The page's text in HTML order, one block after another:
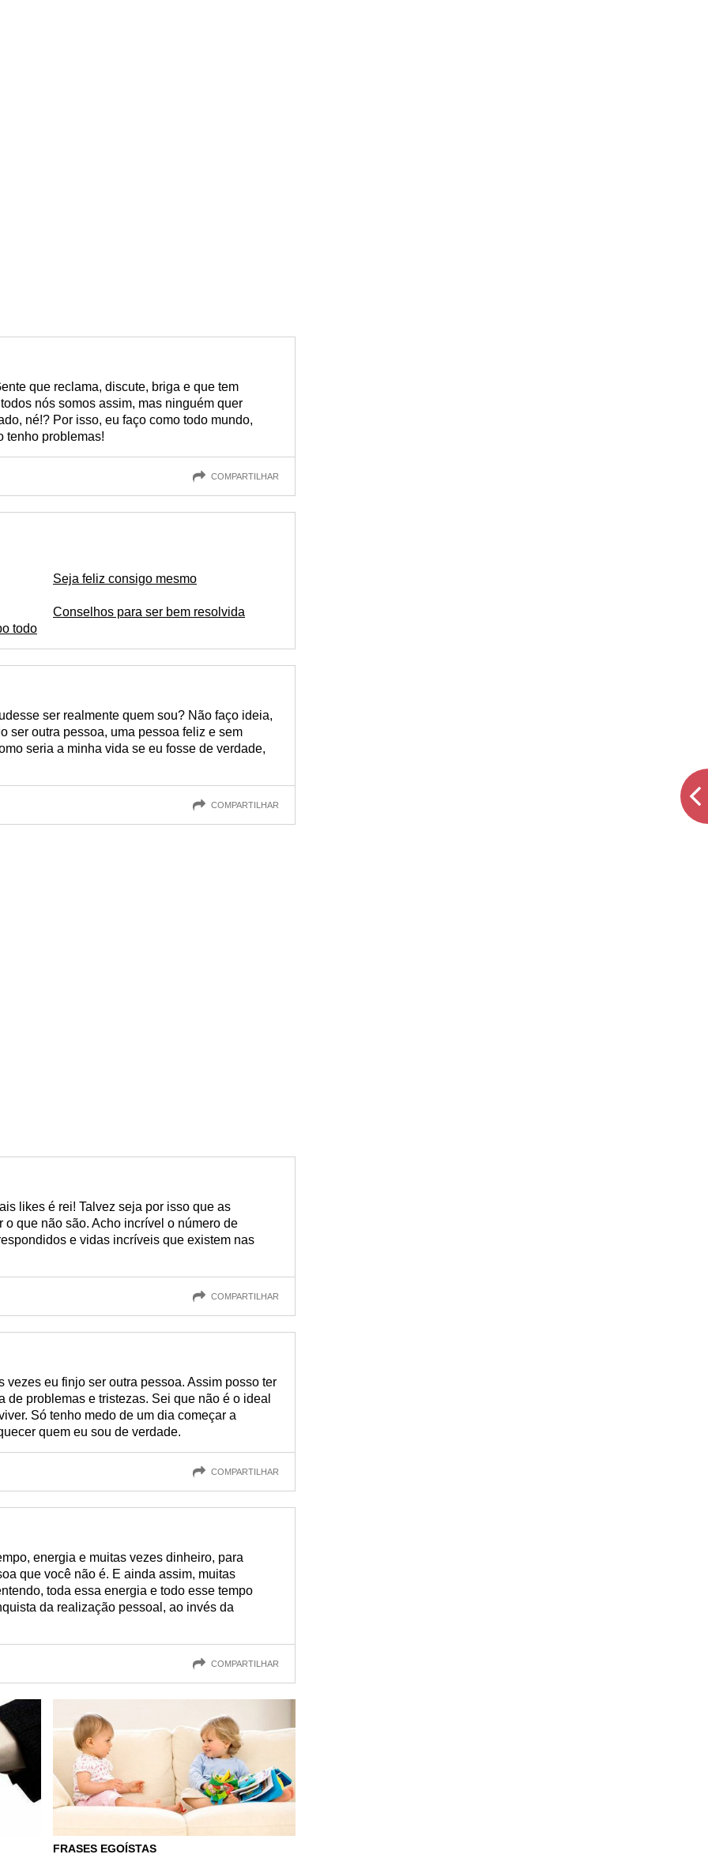
que reclama, discute, briga e que tem
nós somos assim, mas ninguém quer
né!? Por isso, eu faço como todo mundo,
tenho problemas!
COMPARTILHAR
todo
Seja feliz consigo mesmo
Conselhos para ser bem resolvida
ser realmente quem sou? Não faço ideia,
ser outra pessoa, uma pessoa feliz e sem
seria a minha vida se eu fosse de verdade,
COMPARTILHAR
likes é rei! Talvez seja por isso que as
que não são. Acho incrível o número de
e vidas incríveis que existem nas
COMPARTILHAR
vezes eu finjo ser outra pessoa. Assim posso ter
de problemas e tristezas. Sei que não é o ideal
Só tenho medo de um dia começar a
quem eu sou de verdade.
COMPARTILHAR
energia e muitas vezes dinheiro, para
que você não é. E ainda assim, muitas
toda essa energia e todo esse tempo
da realização pessoal, ao invés da
COMPARTILHAR
FRASES EGOÍSTAS